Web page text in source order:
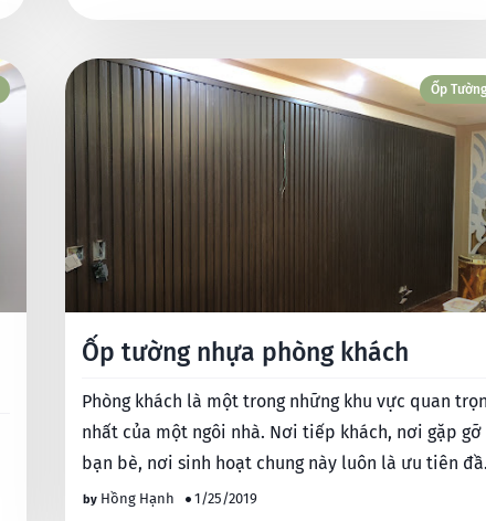
Ốp Tường
Ốp tường nhựa phòng khách
Phòng khách là một trong những khu vực quan
nhất của một ngôi nhà. Nơi tiếp khách, nơi gặp gỡ
bạn bè, nơi sinh hoạt chung này luôn là ưu tiên
tiên c…
Hồng Hạnh 1/25/2019